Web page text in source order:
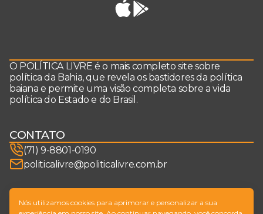
O POLÍTICA LIVRE é o mais completo site sobre
política da Bahia, que revela os bastidores da política
baiana e permite uma visão completa sobre a vida
política do Estado e do Brasil.
CONTATO
(71) 9-8801-0190
politicalivre@politicalivre.com.br
SIGA-NOS
Nós utilizamos cookies para aprimorar e personalizar a sua